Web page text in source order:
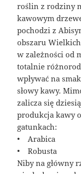
roślin z rodziny
kawowym
pochodzi z
obszaru
w zależności od
totalnie
wpływać na
słowy kawy.
zalicza się
produkcja kawy
gatunkach:
• Arabica
• Robusta
Niby na główny